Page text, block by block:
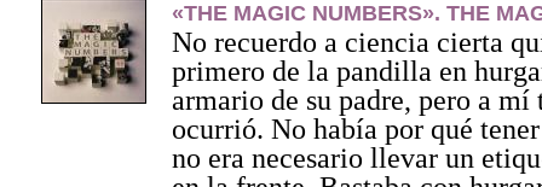
«THE MAGIC NUMBERS». THE
No recuerdo a ciencia cierta
primero de la pandilla en
armario de su padre, pero a mí
ocurrió. No había por qué tener
no era necesario llevar un